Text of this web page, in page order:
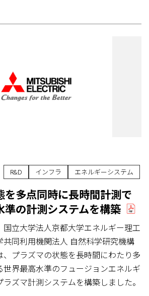
R&D インフラ エネルギーシステム
を多点同時に長時間計測で
準の計測システムを構築
立大学法人京都大学エネルギー理工
同利用機関法人 自然科学研究機構
プラズマの状態を長時間にわたり多
世界最高水準のフュージョンエネルギ
ズマ計測システムを構築しました。